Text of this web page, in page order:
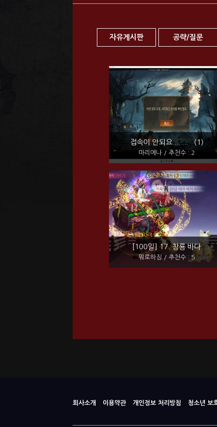
자유게시판 공략/질문
접속이 안되요........ (1)
마리에나 / 추천수 : 2
[100일] 17. 창룡 바다
뭐로하징 / 추천수 : 5
회사소개 이용약관 개인정보 처리방침 청소년 보